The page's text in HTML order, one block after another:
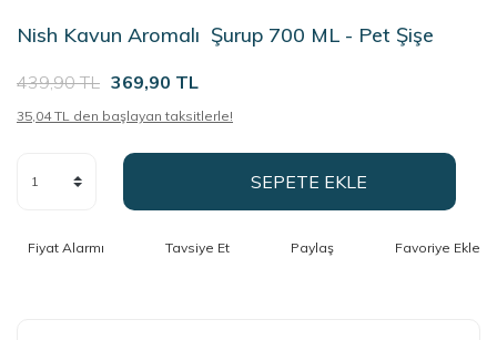
Nish Kavun Aromalı Şurup 700 ML - Pet Şişe
439,90 TL 369,90 TL
35,04 TL den başlayan taksitlerle!
SEPETE EKLE
Fiyat Alarmı Tavsiye Et Paylaş